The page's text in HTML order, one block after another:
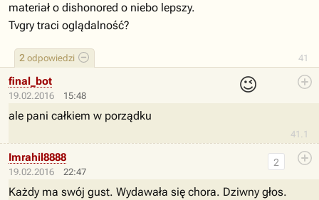
41
2 odpowiedzi
materiał o dishonored o niebo lepszy.
Tvgry traci oglądalność?
19.02.2016 15:48
😉
41.1
final_bot
ale pani całkiem w porządku
19.02.2016 22:47
2
Imrahil8888
Każdy ma swój gust. Wydawała się chora. Dziwny głos.